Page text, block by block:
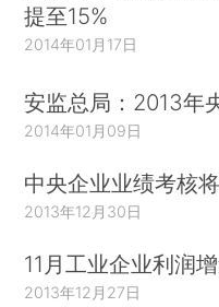
提至15%
2014年01月17日
安监总局：2013年
2014年01月09日
中央企业业绩考核
2013年12月30日
11月工业企业利润
2013年12月27日